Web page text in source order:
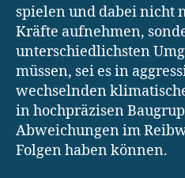
spielen und dabei nicht
Kräfte aufnehmen,
unterschiedlichsten
müssen, sei es in
wechselnden
in hochpräzisen
Abweichungen im
Folgen haben können.